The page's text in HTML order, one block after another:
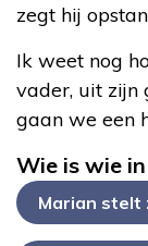
zegt hij
Ik weet nog
vader, uit zijn
gaan we een
Wie is wie in
Marian stelt